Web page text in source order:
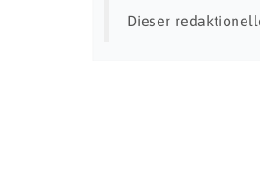
Dieser